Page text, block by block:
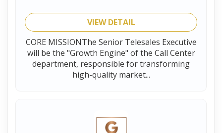
VIEW DETAIL
CORE MISSIONThe Senior Telesales Executive
will be the "Growth Engine" of the Call Center
department, responsible for transforming
high-quality market...